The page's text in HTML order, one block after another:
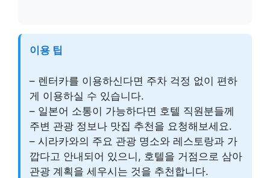
이용 팁
– 렌터카를 이용하신다면 주차 걱정 없이 편하
게 이용하실 수 있습니다.
– 일본어 소통이 가능하다면 호텔 직원분들께
주변 관광 정보나 맛집 추천을 요청해보세요.
– 시라카와의 주요 관광 명소와 레스토랑과 가
깝다고 안내되어 있으니, 호텔을 거점으로 삼아
관광 계획을 세우시는 것을 추천합니다.